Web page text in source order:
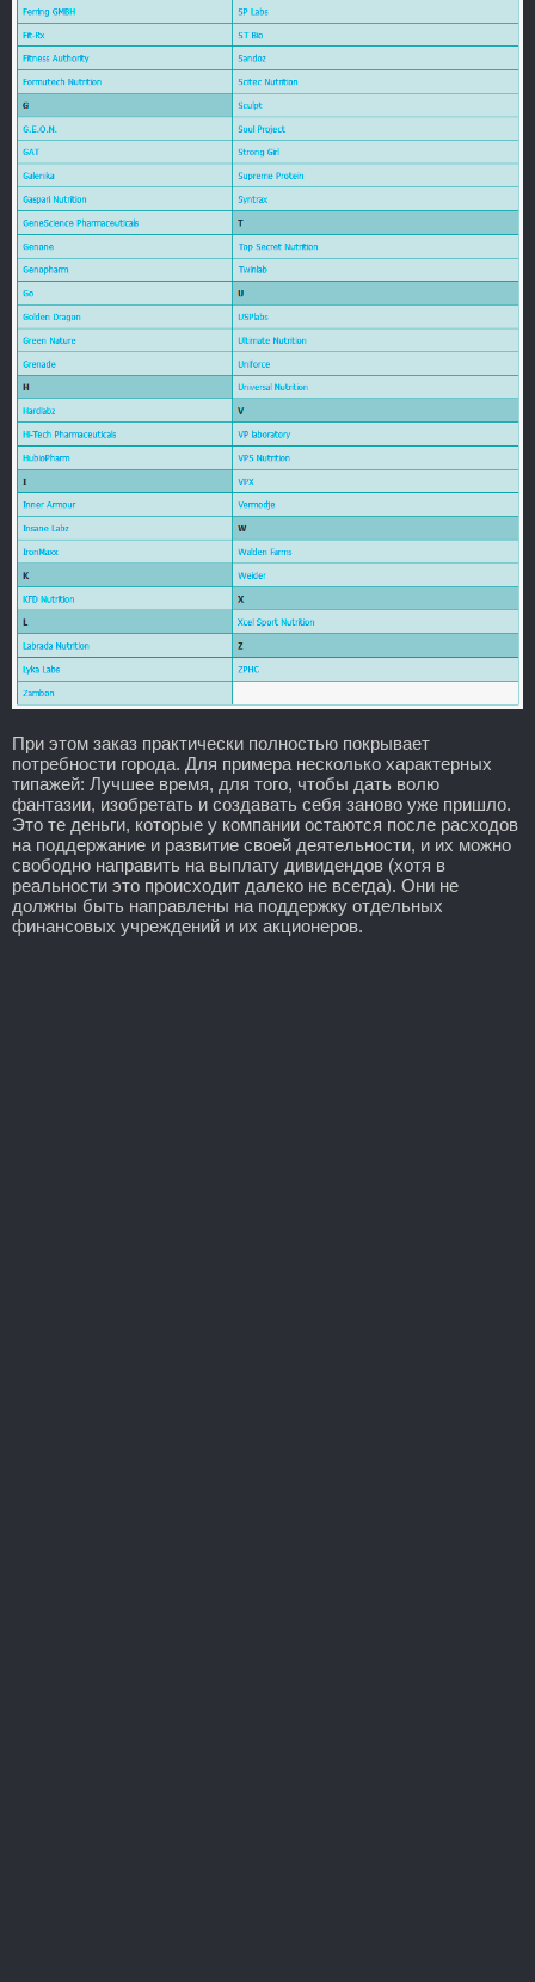
При этом заказ практически полностью покрывает
потребности города. Для примера несколько характерных
типажей: Лучшее время, для того, чтобы дать волю
фантазии, изобретать и создавать себя заново уже пришло.
Это те деньги, которые у компании остаются после расходов
на поддержание и развитие своей деятельности, и их можно
свободно направить на выплату дивидендов (хотя в
реальности это происходит далеко не всегда). Они не
должны быть направлены на поддержку отдельных
финансовых учреждений и их акционеров.